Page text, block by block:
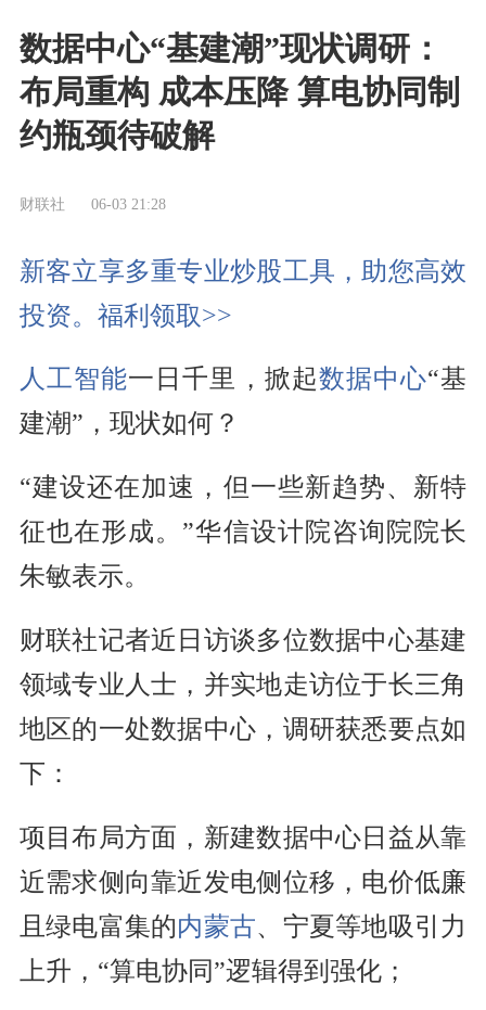
数据中心“基建潮”现状调研：
布局重构 成本压降 算电协同制
约瓶颈待破解
财联社 06-03 21:28
新客立享多重专业炒股工具，助您高效
投资。福利领取>>
人工智能一日千里，掀起数据中心“基
建潮”，现状如何？
“建设还在加速，但一些新趋势、新特
征也在形成。”华信设计院咨询院院长
朱敏表示。
财联社记者近日访谈多位数据中心基建
领域专业人士，并实地走访位于长三角
地区的一处数据中心，调研获悉要点如
下：
项目布局方面，新建数据中心日益从靠
近需求侧向靠近发电侧位移，电价低廉
且绿电富集的内蒙古、宁夏等地吸引力
上升，“算电协同”逻辑得到强化；